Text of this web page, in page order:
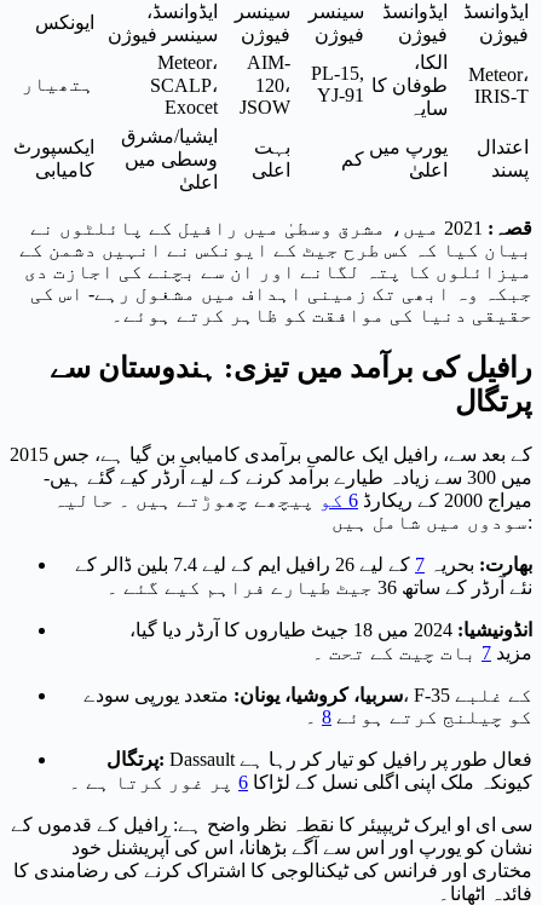
ایونکس
ایڈوانسڈ،
سینسر فیوژن
سینسر
فیوژن
سینسر
فیوژن
ایڈوانسڈ
فیوژن
ایڈوانسڈ
فیوژن
ہتھیار
Meteor،
SCALP،
Exocet
AIM-
120،
JSOW
PL-15,
YJ-91
الکا،
طوفان کا
سایہ
Meteor،
IRIS-T
ایکسپورٹ
کامیابی
ایشیا/مشرق
وسطی میں
اعلیٰ
بہت
اعلی
کم
یورپ میں
اعلیٰ
اعتدال
پسند
قصہ:
2021 میں، مشرق وسطیٰ میں رافیل کے پائلٹوں نے
بیان کیا کہ کس طرح جیٹ کے ایونکس نے انہیں دشمن کے
میزائلوں کا پتہ لگانے اور ان سے بچنے کی اجازت دی
جبکہ وہ ابھی تک زمینی اہداف میں مشغول رہے- اس کی
حقیقی دنیا کی موافقت کو ظاہر کرتے ہوئے۔
رافیل کی برآمد میں تیزی: ہندوستان سے
پرتگال
2015 کے بعد سے، رافیل ایک عالمی برآمدی کامیابی بن گیا ہے، جس
میں 300 سے زیادہ طیارے برآمد کرنے کے لیے آرڈر کیے گئے ہیں-
میراج 2000 کے ریکارڈ
6 کو پیچھے چھوڑتے ہیں ۔
حالیہ
سودوں میں شامل ہیں:
بھارت: بحریہ 7
کے لیے 26 رافیل ایم کے لیے 7.4 بلین ڈالر کے
نئے آرڈر کے ساتھ 36 جیٹ طیارے فراہم کیے گئے ۔
انڈونیشیا:
2024 میں 18 جیٹ طیاروں کا آرڈر دیا گیا،
مزید 7 بات چیت کے تحت ۔
سربیا، کروشیا، یونان: متعدد یورپی سودے، F-35 کے غلبے
کو چیلنج کرتے ہوئے 8
پرتگال: Dassault فعال طور پر رافیل کو تیار کر رہا ہے
کیونکہ ملک اپنی اگلی نسل کے لڑاکا 6 پر غور کرتا ہے ۔
سی ای او ایرک ٹریپیئر کا نقطہ نظر واضح ہے: رافیل کے قدموں کے
نشان کو یورپ اور اس سے آگے بڑھانا، اس کی آپریشنل خود
مختاری اور فرانس کی ٹیکنالوجی کا اشتراک کرنے کی رضامندی کا
فائدہ اٹھانا۔